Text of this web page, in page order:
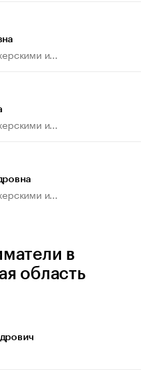
и...
и...
и...
в
область